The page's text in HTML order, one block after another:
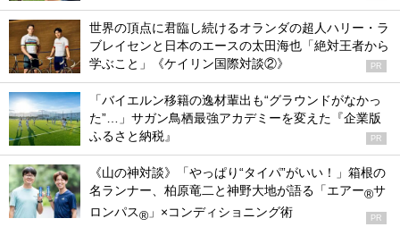
世界の頂点に君臨し続けるオランダの超人ハリー・ラ
ブレイセンと日本のエースの太田海也「絶対王者から
学ぶこと」《ケイリン国際対談②》
PR
「バイエルン移籍の逸材輩出も“グラウンドがなかっ
た”…」サガン鳥栖最強アカデミーを変えた『企業版
ふるさと納税』
PR
《山の神対談》「やっぱり“タイパ”がいい！」箱根の
名ランナー、柏原竜二と神野大地が語る「エアー®サ
ロンパス® 」×コンディショニング術 PR